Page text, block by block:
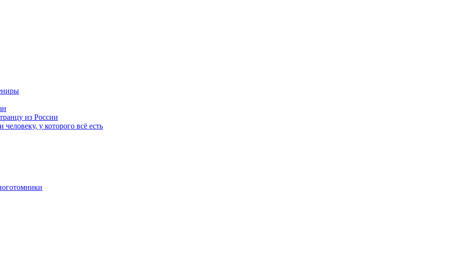
из России
человеку, у которого всё есть